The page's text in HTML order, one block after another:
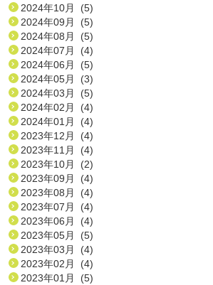
2024年10月 (5)
2024年09月 (5)
2024年08月 (5)
2024年07月 (4)
2024年06月 (5)
2024年05月 (3)
2024年03月 (5)
2024年02月 (4)
2024年01月 (4)
2023年12月 (4)
2023年11月 (4)
2023年10月 (2)
2023年09月 (4)
2023年08月 (4)
2023年07月 (4)
2023年06月 (4)
2023年05月 (5)
2023年03月 (4)
2023年02月 (4)
2023年01月 (5)